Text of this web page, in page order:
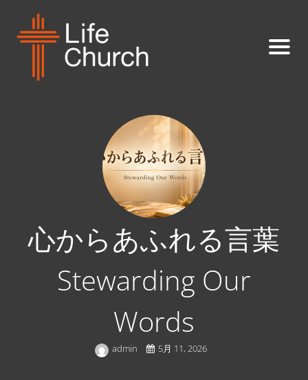
心からあふれる言葉
Stewarding Our
Words
admin 5月 11, 2026